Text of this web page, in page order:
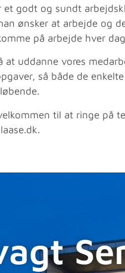
et godt og sundt
ønsker at arbejde og
på arbejde hver
uddanne vores
så både de
til at ringe på